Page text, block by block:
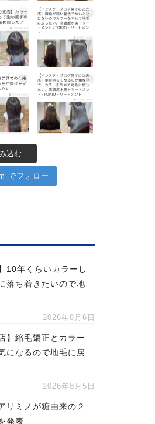
込む...
でフォロー
10年くらいカラーし
落ち着きたいので地
2026年8月6日
】縮毛矯正とカラー
になるので地毛に戻
2026年8月5日
リミノが糖由来の２
発表